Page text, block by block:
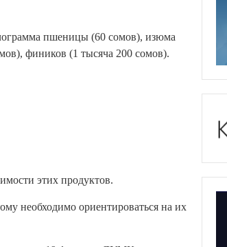
пшеницы (60 сомов), изюма
фиников (1 тысяча 200 сомов).
этих продуктов.
необходимо ориентироваться на их